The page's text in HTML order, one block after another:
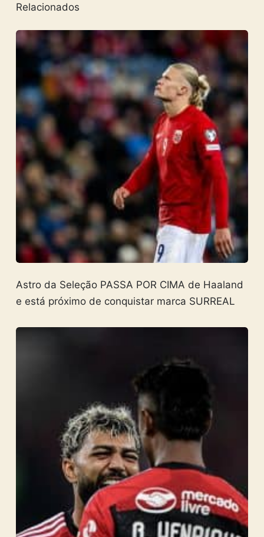
Relacionados
Astro da Seleção PASSA POR CIMA de Haaland
e está próximo de conquistar marca SURREAL